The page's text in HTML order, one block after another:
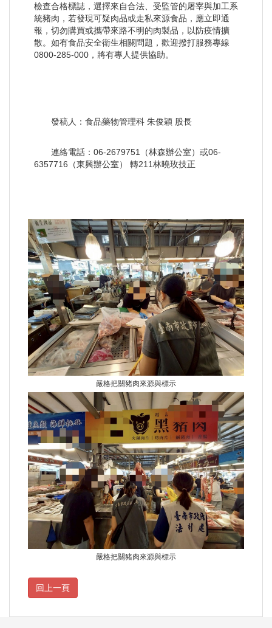
檢查合格標誌，選擇來自合法、受監管的屠宰與加工系
統豬肉，若發現可疑肉品或走私來源食品，應立即通
報，切勿購買或攜帶來路不明的肉製品，以防疫情擴
散。如有食品安全衛生相關問題，歡迎撥打服務專線
0800-285-000，將有專人提供協助。
發稿人：食品藥物管理科 朱俊穎 股長
連絡電話：06-2679751（林森辦公室）或06-
6357716（東興辦公室） 轉211林曉玫技正
嚴格把關豬肉來源與標示
嚴格把關豬肉來源與標示